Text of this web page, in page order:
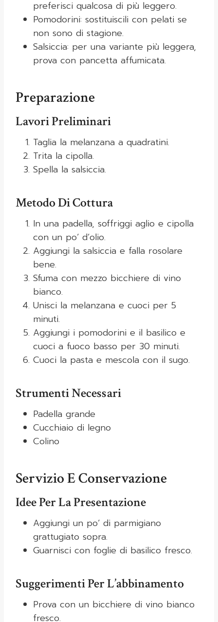
preferisci qualcosa di più leggero.
Pomodorini: sostituiscili con pelati se
non sono di stagione.
Salsiccia: per una variante più leggera,
prova con pancetta affumicata.
Preparazione
Lavori Preliminari
Taglia la melanzana a quadratini.
Trita la cipolla.
Spella la salsiccia.
Metodo Di Cottura
In una padella, soffriggi aglio e cipolla
con un po’ d’olio.
Aggiungi la salsiccia e falla rosolare
bene.
Sfuma con mezzo bicchiere di vino
bianco.
Unisci la melanzana e cuoci per 5
minuti.
Aggiungi i pomodorini e il basilico e
cuoci a fuoco basso per 30 minuti.
Cuoci la pasta e mescola con il sugo.
Strumenti Necessari
Padella grande
Cucchiaio di legno
Colino
Servizio E Conservazione
Idee Per La Presentazione
Aggiungi un po’ di parmigiano
grattugiato sopra.
Guarnisci con foglie di basilico fresco.
Suggerimenti Per L’abbinamento
Prova con un bicchiere di vino bianco
fresco.